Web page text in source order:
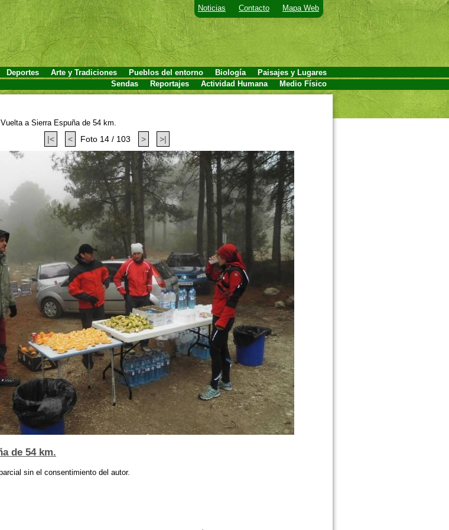
Noticias Contacto Mapa Web
Paisajes y Lugares
Biología
Pueblos del entorno
Arte y Tradiciones
Deportes
Medio Físico
Actividad Humana
Reportajes
Sendas
a Sierra Espuña de 54 km.
|< < Foto 14 / 103 > >|
de 54 km.
sin el consentimiento del autor.